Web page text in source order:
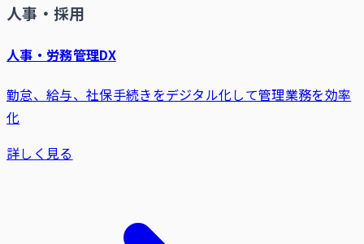
人事・採用
人事・労務管理DX
勤怠、給与、社保手続きをデジタル化して管理業務を効率
化
詳しく見る